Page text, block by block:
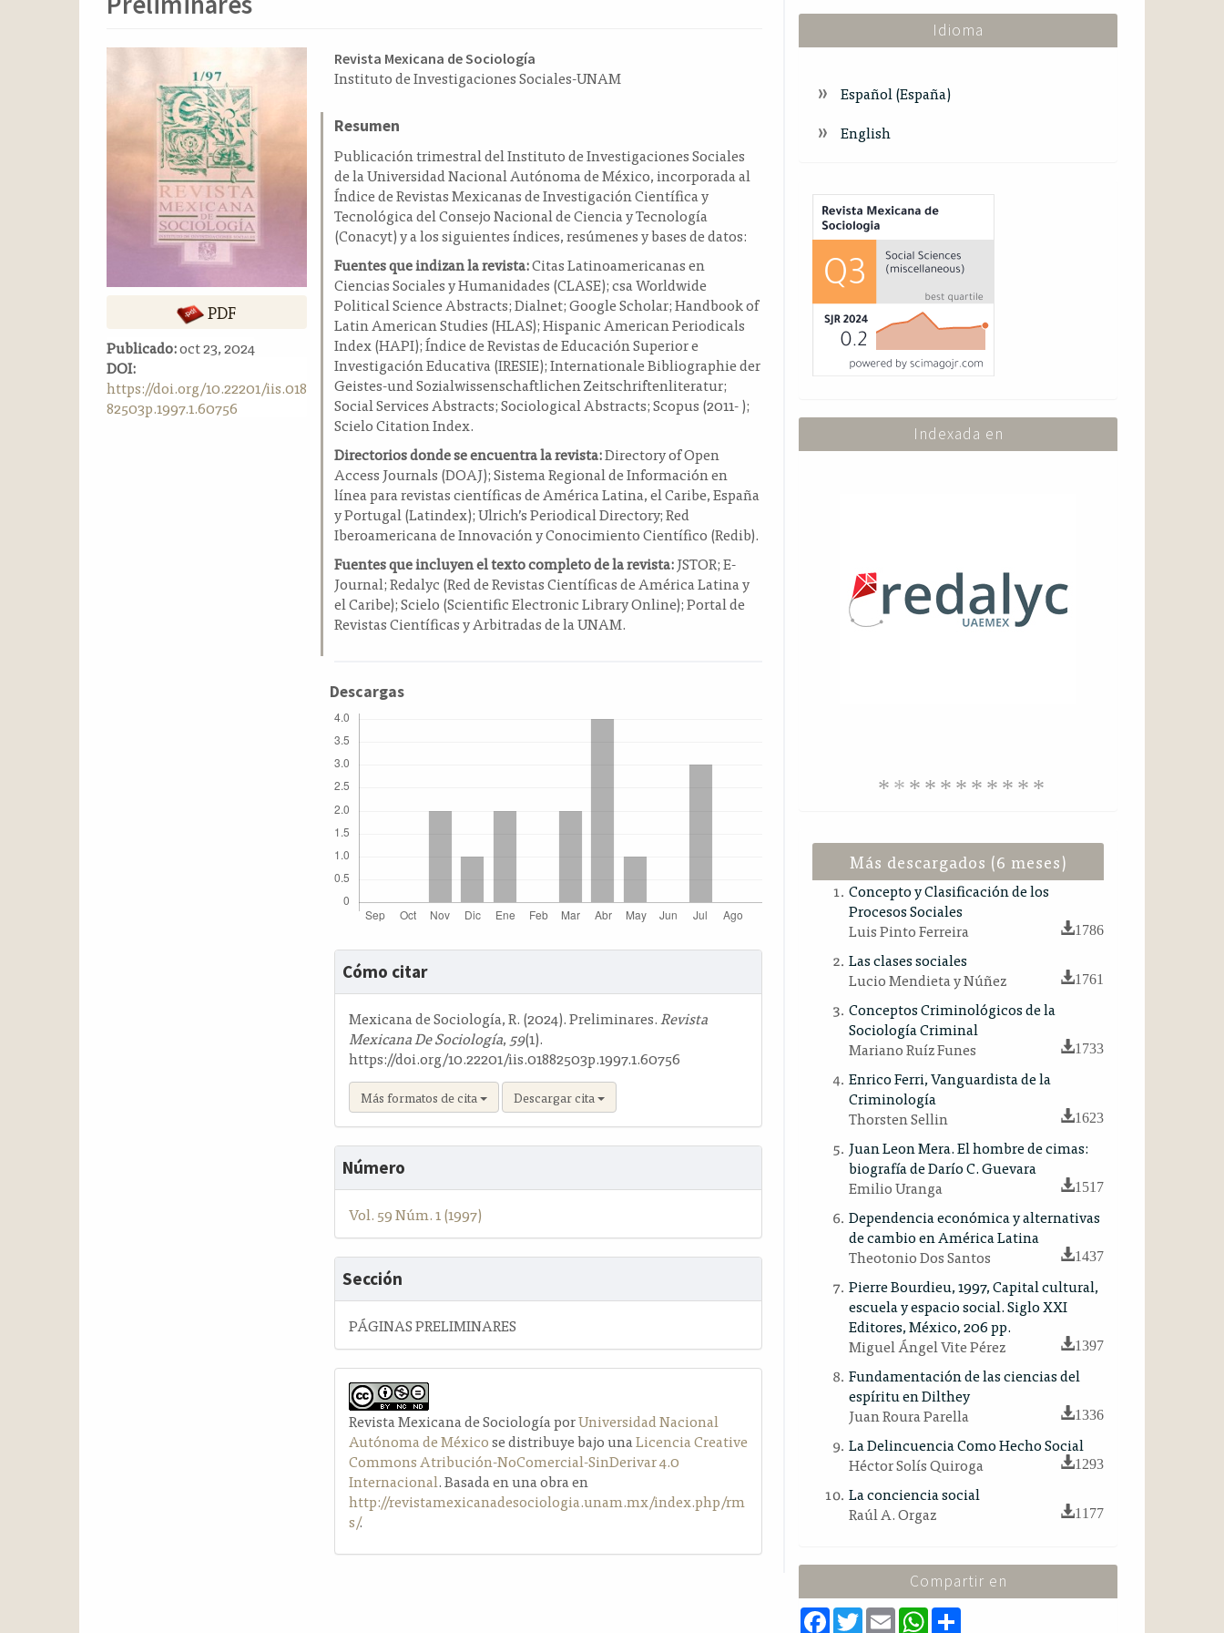
lateral
del
artículo
PDF
Publicado:oct 23, 2024
DOI:
https://doi.org/10.22201/iis.018
82503p.1997.1.60756
Contenido
principal
artículo
Revista Mexicana de Sociología
Instituto de Investigaciones Sociales-UNAM
Resumen
Publicación trimestral del Instituto de Investigaciones Sociales
de la Universidad Nacional Autónoma de México, incorporada al
Índice de Revistas Mexicanas de Investigación Científica y
Tecnológica del Consejo Nacional de Ciencia y Tecnología
(Conacyt) y a los siguientes índices, resúmenes y bases de datos:
Fuentes que indizan la revista:Citas Latinoamericanas en
Ciencias Sociales y Humanidades (CLASE); csa Worldwide
Political Science Abstracts; Dialnet; Google Scholar; Handbook of
Latin American Studies (HLAS); Hispanic American Periodicals
Index (HAPI); Índice de Revistas de Educación Superior e
Investigación Educativa (IRESIE); Internationale Bibliographie der
Geistes-und Sozialwissenschaftlichen Zeitschriftenliteratur;
Social Services Abstracts; Sociological Abstracts; Scopus (2011- );
Scielo Citation Index.
Directorios donde se encuentra la revista:Directory of Open
Access Journals (DOAJ); Sistema Regional de Información en
línea para revistas científicas de América Latina, el Caribe, España
y Portugal (Latindex); Ulrich’s Periodical Directory; Red
Iberoamericana de Innovación y Conocimiento Científico (Redib).
Fuentes que incluyen el texto completo de la revista:JSTOR; E-
Journal; Redalyc (Red de Revistas Científicas de América Latina y
el Caribe); Scielo (Scientific Electronic Library Online); Portal de
Revistas Científicas y Arbitradas de la UNAM.
Descargas
Detalles
del
artículo
Cómo citar
Mexicana de Sociología, R. (2024). Preliminares.Revista
Mexicana De Sociología, 59(1).
https://doi.org/10.22201/iis.01882503p.1997.1.60756
Más formatos de cita Descargar cita
Número
Vol. 59 Núm. 1 (1997)
Sección
PÁGINAS PRELIMINARES
Revista Mexicana de Sociología porUniversidad Nacional
Autónoma de Méxicose distribuye bajo unaLicencia Creative
Commons Atribución-NoComercial-SinDerivar 4.0
Internacional. Basada en una obra en
http://revistamexicanadesociologia.unam.mx/index.php/rm
s/.
Idioma
Español (España)
English
Index
Indexada en
Más descargados (6 meses)
Concepto y Clasificación de los
Procesos Sociales
Luis Pinto Ferreira
1786
Las clases sociales
Lucio Mendieta y Núñez
1761
Conceptos Criminológicos de la
Sociología Criminal
Mariano Ruíz Funes
1733
Enrico Ferri, Vanguardista de la
Criminología
Thorsten Sellin
1623
Juan Leon Mera. El hombre de cimas:
biografía de Darío C. Guevara
Emilio Uranga
1517
Dependencia económica y alternativas
de cambio en América Latina
Theotonio Dos Santos
1437
Pierre Bourdieu, 1997, Capital cultural,
escuela y espacio social. Siglo XXI
Editores, México, 206 pp.
Miguel Ángel Vite Pérez
1397
Fundamentación de las ciencias del
espíritu en Dilthey
Juan Roura Parella
1336
La Delincuencia Como Hecho Social
Héctor Solís Quiroga
1293
La conciencia social
Raúl A. Orgaz
1177
Compartir en
F T E W